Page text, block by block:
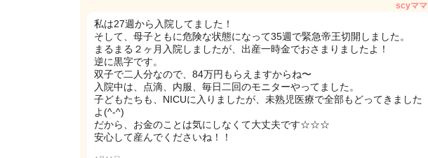
scyママ
私は27週から入院してました！
そして、母子ともに危険な状態になって35週で緊急帝王切開しました。
まるまる２ヶ月入院しましたが、出産一時金でおさまりましたよ！
逆に黒字です。
双子で二人分なので、84万円もらえますからね〜
入院中は、点滴、内服、毎日二回のモニターやってました。
子どもたちも、NICUに入りましたが、未熟児医療で全部もどってきました
よ(^-^)
だから、お金のことは気にしなくて大丈夫です☆☆☆
安心して産んでくださいね！！